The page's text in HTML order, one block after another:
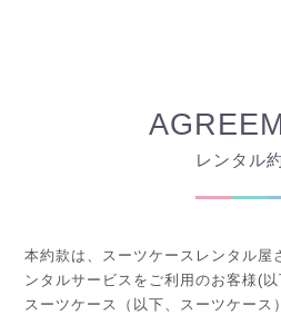
レンタル
本約款は、スーツケースレンタル屋
ンタルサービスをご利用のお客様(
スーツケース（以下、スーツケース